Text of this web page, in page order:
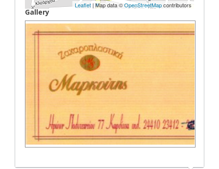
Leaflet | Map data ©OpenStreetMapcontributors
Gallery